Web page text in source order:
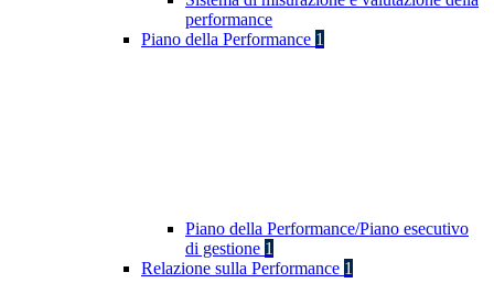
performance
Piano della Performance 1
Piano della Performance/Piano esecutivo
di gestione 1
Relazione sulla Performance 1